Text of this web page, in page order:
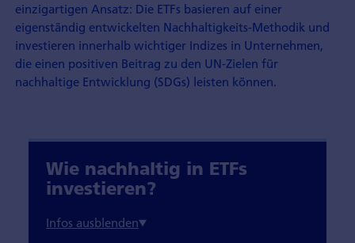
einzigartigen Ansatz: Die ETFs basieren auf einer
eigenständig entwickelten Nachhaltigkeits-Methodik und
investieren innerhalb wichtiger Indizes in Unternehmen,
die einen positiven Beitrag zu den UN‑Zielen für
nachhaltige Entwicklung (SDGs) leisten können.
Wie nachhaltig in ETFs
investieren?